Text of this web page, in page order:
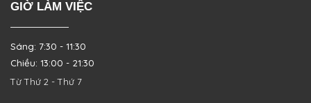
GIỜ LÀM VIỆC
Sáng: 7:30 - 11:30
Chiều: 13:00 - 21:30
Từ Thứ 2 - Thứ 7